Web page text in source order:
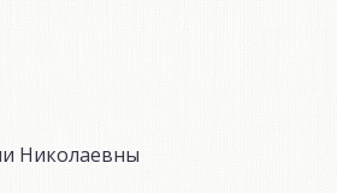
Николаевны